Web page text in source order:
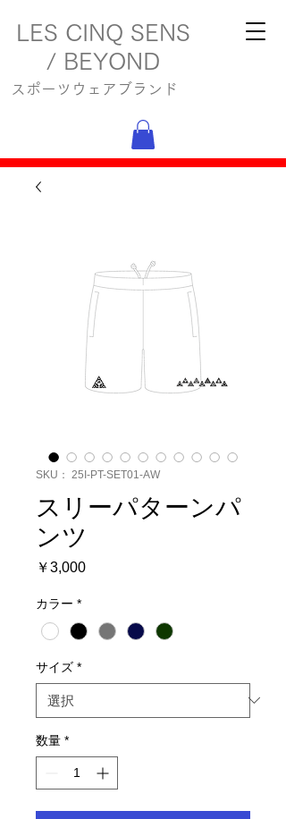
LES CINQ SENS
/ BEYOND
スポーツウェアブランド
SKU： 25I-PT-SET01-AW
スリーパターンパ
ンツ
￥3,000価
カラー *
サイズ *
数量 *